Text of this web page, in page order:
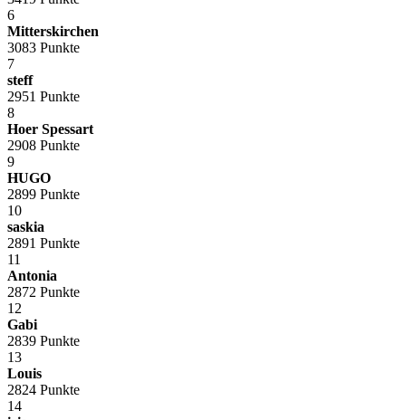
6
Mitterskirchen
3083 Punkte
7
steff
2951 Punkte
8
Hoer Spessart
2908 Punkte
9
HUGO
2899 Punkte
10
saskia
2891 Punkte
11
Antonia
2872 Punkte
12
Gabi
2839 Punkte
13
Louis
2824 Punkte
14